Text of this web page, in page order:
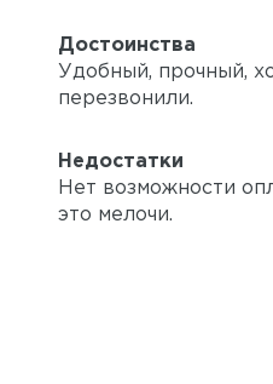
Достоинства
Удобный, прочный,
перезвонили.
Недостатки
Нет возможности
это мелочи.